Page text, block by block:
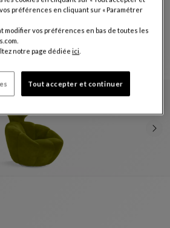
Complète
coloris : 23 couleurs disponibles
: 11 couleurs disponibles
préférences en cliquant sur « Paramétrer
modifier vos préférences en bas de toutes les
notre page dédiéeici.
Tout accepter et continuer